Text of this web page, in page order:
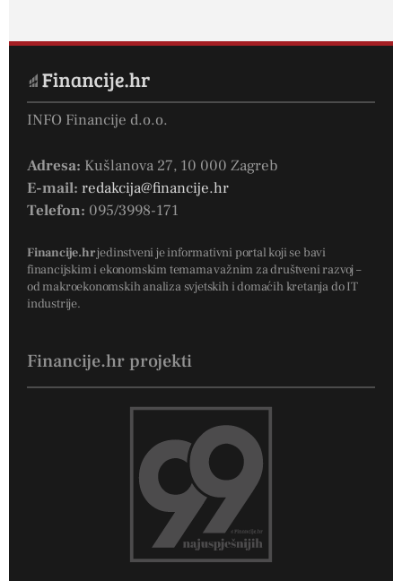
INFO Financije d.o.o.
Adresa: Kušlanova 27, 10 000 Zagreb
E-mail: redakcija@financije.hr
Telefon: 095/3998-171
Financije.hrjedinstveni je informativni portal koji se bavi
financijskim i ekonomskim temama važnim za društveni razvoj –
od makroekonomskih analiza svjetskih i domaćih kretanja do IT
industrije.
Financije.hr projekti